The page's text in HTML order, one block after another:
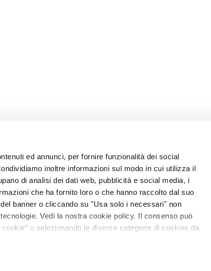
ed annunci, per fornire funzionalità dei social
inoltre informazioni sul modo in cui utilizza il
di analisi dei dati web, pubblicità e social media, i
che ha fornito loro o che hanno raccolto dal suo
banner o cliccando su "Usa solo i necessari" non
Vedi la nostra cookie policy. Il consenso può
o selezionando le diverse categorie di cookies da